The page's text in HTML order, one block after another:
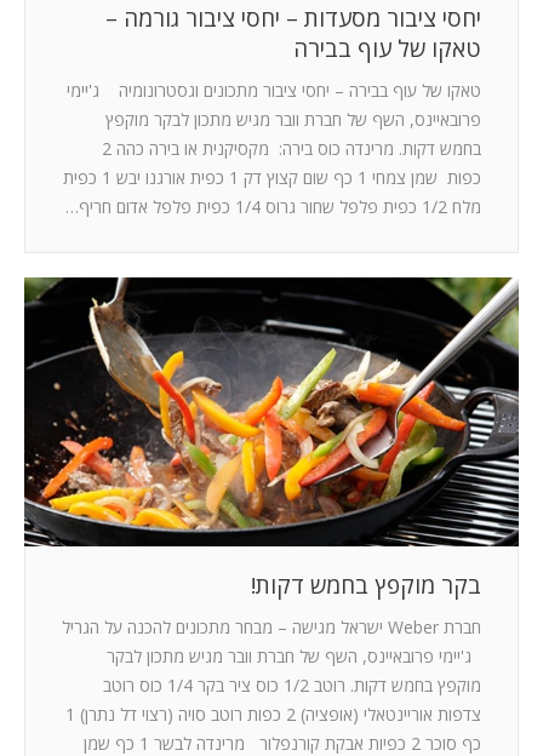
יחסי ציבור מסעדות – יחסי ציבור גורמה –
טאקו של עוף בבירה
טאקו של עוף בבירה – יחסי ציבור מתכונים וגסטרונומיה ג'יימי
פרובאיינס, השף של חברת וובר מגיש מתכון לבקר מוקפץ
בחמש דקות. מרינדה כוס בירה: מקסיקנית או בירה כהה 2
כפות שמן צמחי 1 כף שום קצוץ דק 1 כפית אורגנו יבש 1 כפית
מלח 1/2 כפית פלפל שחור גרוס 1/4 כפית פלפל אדום חריף…
בקר מוקפץ בחמש דקות!
חברת Weber ישראל מגישה – מבחר מתכונים להכנה על הגריל
ג'יימי פרובאיינס, השף של חברת וובר מגיש מתכון לבקר
מוקפץ בחמש דקות. רוטב 1/2 כוס ציר בקר 1/4 כוס רוטב
צדפות אוריינטאלי (אופציה) 2 כפות רוטב סויה (רצוי דל נתרן) 1
כף סוכר 2 כפיות אבקת קורנפלור מרינדה לבשר 1 כף שמן